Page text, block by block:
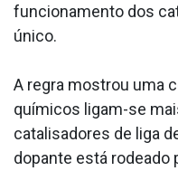
funcionamento dos
único.
A regra mostrou uma
químicos ligam-se
catalisadores de liga
dopante está